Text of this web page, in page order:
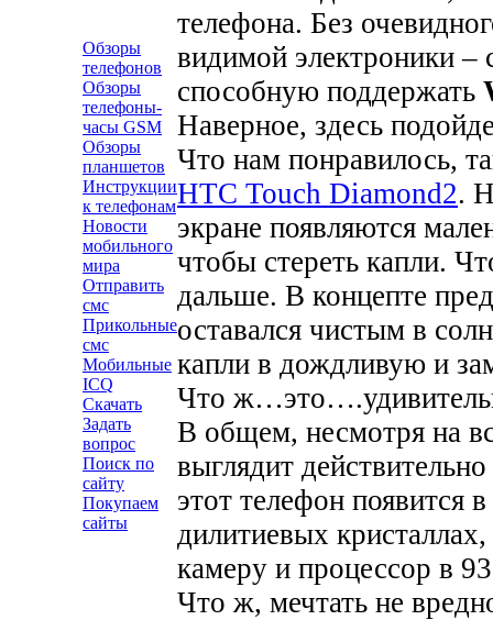
Обзоры
телефонов
Обзоры
телефоны-
часы GSM
Обзоры
планшетов
Инструкции
к телефонам
Новости
мобильного
мира
Отправить
смс
Прикольные
смс
Мобильные
ICQ
Скачать
Задать
вопрос
Поиск по
сайту
Покупаем
сайты
телефона. Без
видимой электроники –
способную поддержать
Наверное, здесь
Что нам понравилось,
HTC Touch Diamond2.
экране появляются
чтобы стереть капли.
дальше. В концепте
оставался чистым в
капли в дождливую и
Что
В общем, несмотря на
выглядит
этот телефон появится
дилитиевых
камеру и процессор в
Что ж, мечтать не